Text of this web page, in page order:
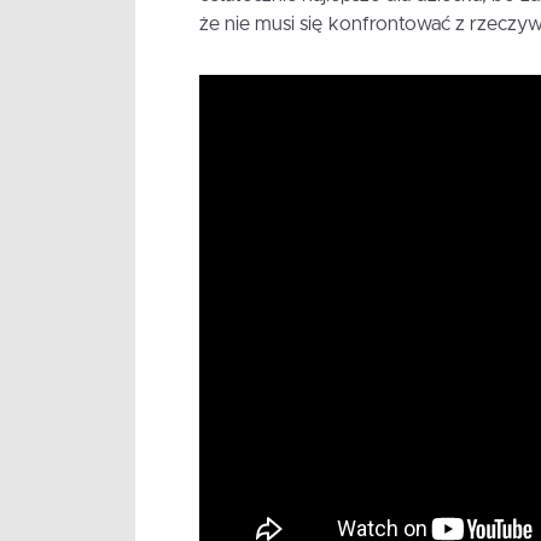
że nie musi się konfrontować z